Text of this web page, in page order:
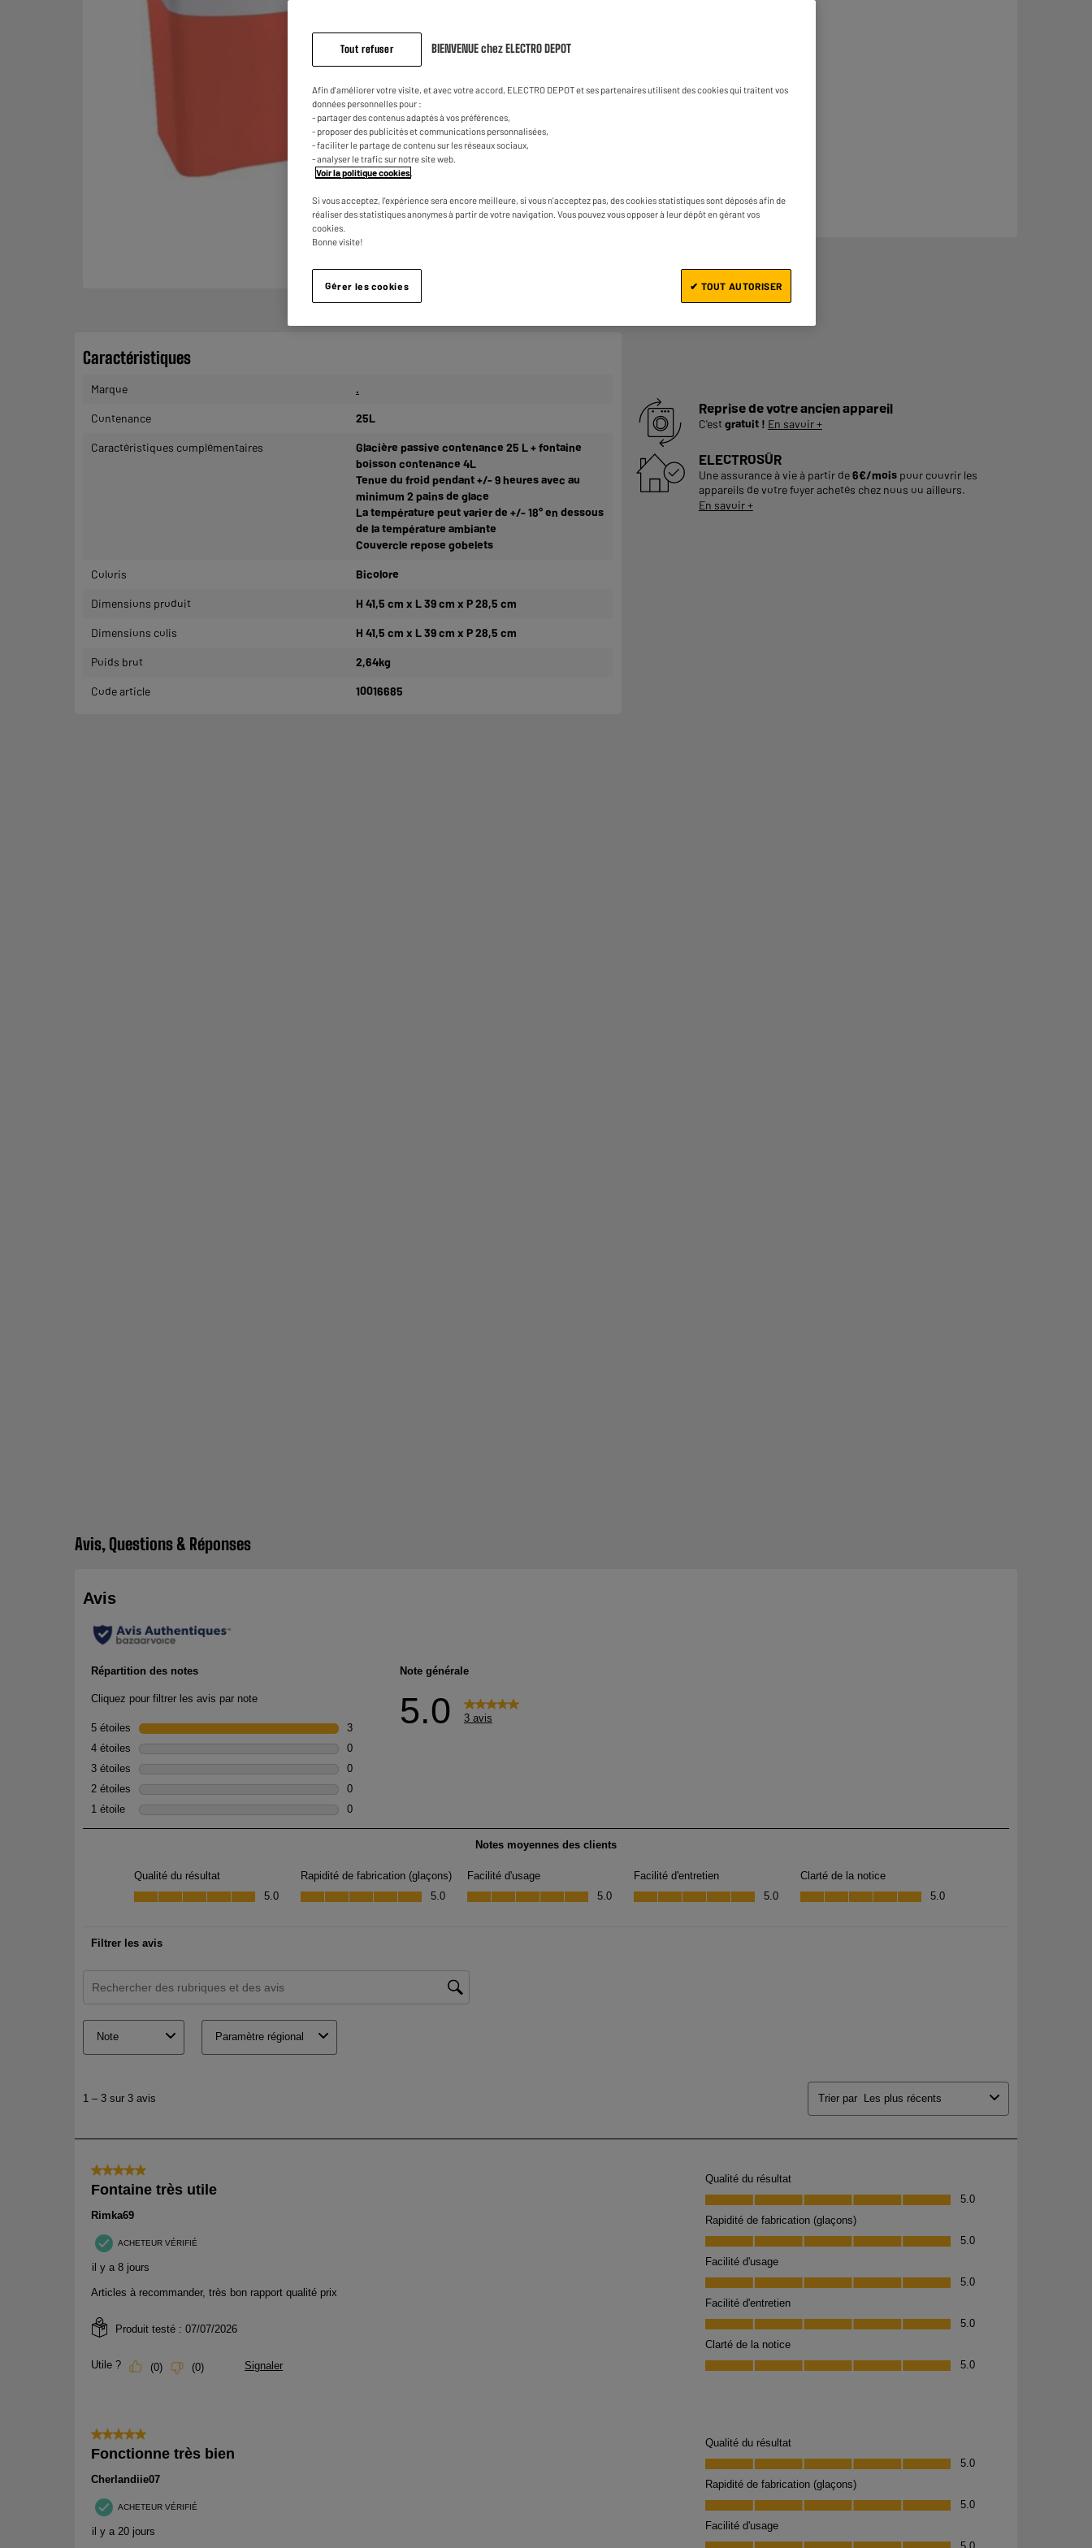
sur
Reprise de votre ancien appareil
C'estgratuit ! En savoir +
ELECTROSÛR
Une assurance à vie à partir de6€/moispour couvrir les
appareils de votre foyer achetés chez nous ou ailleurs.
En savoir +
Caractéristiques
Marque .
Contenance 25L
Caractéristiques complémentaires
Glacière passive contenance 25 L + fontaine
boisson contenance 4L
Tenue du froid pendant +/- 9 heures avec au
minimum 2 pains de glace
La température peut varier de +/- 18° en dessous
de la température ambiante
Couvercle repose gobelets
Coloris Bicolore
Dimensions produit H 41,5 cm x L 39 cm x P 28,5 cm
Dimensions colis H 41,5 cm x L 39 cm x P 28,5 cm
Poids brut 2,64kg
Code article 10016685
Avis, Questions & Réponses
Tout refuser BIENVENUE chez ELECTRO DEPOT
Afin d'améliorer votre visite, et avec votre accord, ELECTRO DEPOT et ses partenaires utilisent des cookies qui traitent vos
données personnelles pour :
- partager des contenus adaptés à vos préférences,
- proposer des publicités et communications personnalisées,
- faciliter le partage de contenu sur les réseaux sociaux,
- analyser le trafic sur notre site web.
Voir la politique cookies
Si vous acceptez, l'expérience sera encore meilleure, si vous n'acceptez pas, des cookies statistiques sont déposés afin de
réaliser des statistiques anonymes à partir de votre navigation. Vous pouvez vous opposer à leur dépôt en gérant vos
cookies.
Bonne visite!
Gérer les cookies ✔ TOUT AUTORISER